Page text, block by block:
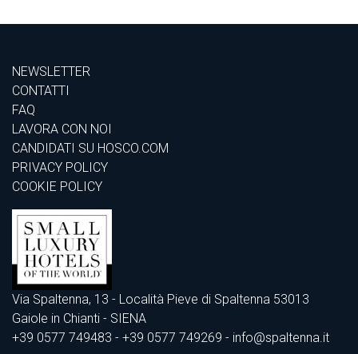
NEWSLETTER
CONTATTI
FAQ
LAVORA CON NOI
CANDIDATI SU HOSCO.COM
PRIVACY POLICY
COOKIE POLICY
Via Spaltenna, 13 - Località Pieve di Spaltenna 53013
Gaiole in Chianti - SIENA
+39 0577 749483 - +39 0577 749269 - info@spaltenna.it